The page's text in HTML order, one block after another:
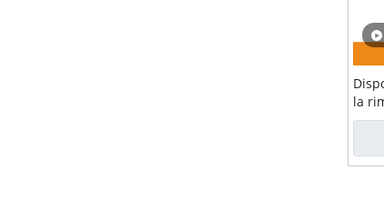
la